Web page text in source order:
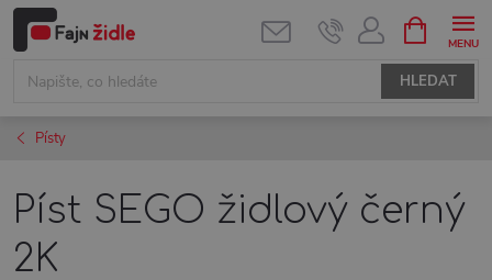
Přejít
HLEDAT
NÁKUPNÍ
KOŠÍK
Písty
Píst SEGO židlový černý
2K